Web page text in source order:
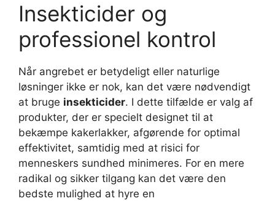
Insekticider og
professionel kontrol
Når angrebet er betydeligt eller naturlige
løsninger ikke er nok, kan det være nødvendigt
at bruge insekticider. I dette tilfælde er valg af
produkter, der er specielt designet til at
bekæmpe kakerlakker, afgørende for optimal
effektivitet, samtidig med at risici for
menneskers sundhed minimeres. For en mere
radikal og sikker tilgang kan det være den
bedste mulighed at hyre en